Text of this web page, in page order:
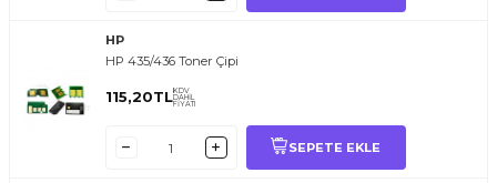
HP
HP 435/436 Toner Çipi
115,20TLKDV
DAHİL
FİYATI
SEPETE EKLE